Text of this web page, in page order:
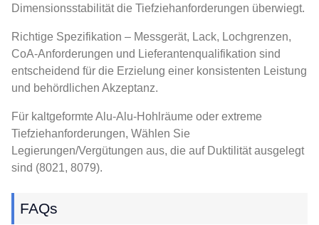
Dimensionsstabilität die Tiefziehanforderungen überwiegt.
Richtige Spezifikation – Messgerät, Lack, Lochgrenzen,
CoA-Anforderungen und Lieferantenqualifikation sind
entscheidend für die Erzielung einer konsistenten Leistung
und behördlichen Akzeptanz.
Für kaltgeformte Alu-Alu-Hohlräume oder extreme
Tiefziehanforderungen, Wählen Sie
Legierungen/Vergütungen aus, die auf Duktilität ausgelegt
sind (8021, 8079).
FAQs